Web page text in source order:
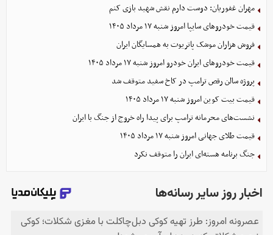
مهران غفوریان: دوست دارم نقش شهید بازی کنم
قیمت خودرو‌های سایپا امروز شنبه ۱۷ مرداد ۱۴۰۵
فروش هزاران موشک پاتریوت به همسایگان ایران
قیمت خودرو‌های ایران خودرو امروز شنبه ۱۷ مرداد ۱۴۰۵
پروژه سالن رقص ترامپ در کاخ سفید متوقف شد
قیمت بیت کوین امروز شنبه ۱۷ مرداد ۱۴۰۵
نشست‌های محرمانه ترامپ برای پیدا راه خروج از جنگ با ایران
قیمت طلای جهانی امروز شنبه ۱۷ مرداد ۱۴۰۵
جنگ برنامه هسته‌ای ایران را متوقف نکرد